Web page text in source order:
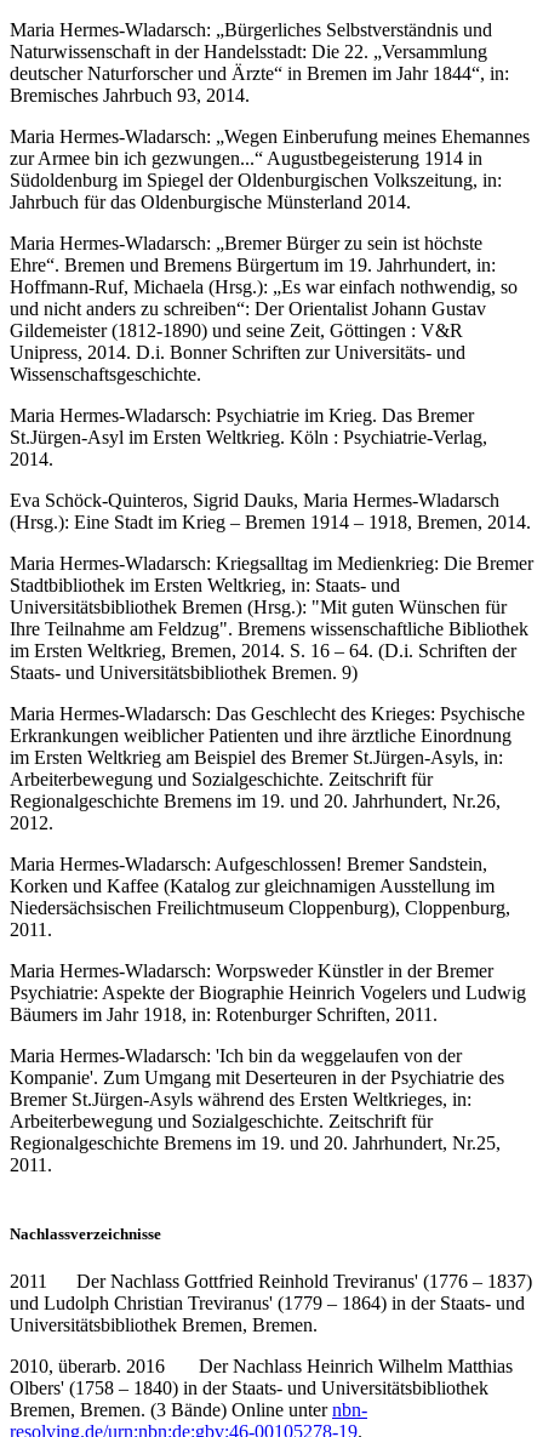
Maria Hermes-Wladarsch: „Bürgerliches Selbstverständnis und
Naturwissenschaft in der Handelsstadt: Die 22. „Versammlung
deutscher Naturforscher und Ärzte“ in Bremen im Jahr 1844“, in:
Bremisches Jahrbuch 93, 2014.
Maria Hermes-Wladarsch: „Wegen Einberufung meines Ehemannes
zur Armee bin ich gezwungen...“ Augustbegeisterung 1914 in
Südoldenburg im Spiegel der Oldenburgischen Volkszeitung, in:
Jahrbuch für das Oldenburgische Münsterland 2014.
Maria Hermes-Wladarsch: „Bremer Bürger zu sein ist höchste
Ehre“. Bremen und Bremens Bürgertum im 19. Jahrhundert, in:
Hoffmann-Ruf, Michaela (Hrsg.): „Es war einfach nothwendig, so
und nicht anders zu schreiben“: Der Orientalist Johann Gustav
Gildemeister (1812-1890) und seine Zeit, Göttingen : V&R
Unipress, 2014. D.i. Bonner Schriften zur Universitäts- und
Wissenschaftsgeschichte.
Maria Hermes-Wladarsch: Psychiatrie im Krieg. Das Bremer
St.Jürgen-Asyl im Ersten Weltkrieg. Köln : Psychiatrie-Verlag,
2014.
Eva Schöck-Quinteros, Sigrid Dauks, Maria Hermes-Wladarsch
(Hrsg.): Eine Stadt im Krieg – Bremen 1914 – 1918, Bremen, 2014.
Maria Hermes-Wladarsch: Kriegsalltag im Medienkrieg: Die Bremer
Stadtbibliothek im Ersten Weltkrieg, in: Staats- und
Universitätsbibliothek Bremen (Hrsg.): "Mit guten Wünschen für
Ihre Teilnahme am Feldzug". Bremens wissenschaftliche Bibliothek
im Ersten Weltkrieg, Bremen, 2014. S. 16 – 64. (D.i. Schriften der
Staats- und Universitätsbibliothek Bremen. 9)
Maria Hermes-Wladarsch: Das Geschlecht des Krieges: Psychische
Erkrankungen weiblicher Patienten und ihre ärztliche Einordnung
im Ersten Weltkrieg am Beispiel des Bremer St.Jürgen-Asyls, in:
Arbeiterbewegung und Sozialgeschichte. Zeitschrift für
Regionalgeschichte Bremens im 19. und 20. Jahrhundert, Nr.26,
2012.
Maria Hermes-Wladarsch: Aufgeschlossen! Bremer Sandstein,
Korken und Kaffee (Katalog zur gleichnamigen Ausstellung im
Niedersächsischen Freilichtmuseum Cloppenburg), Cloppenburg,
2011.
Maria Hermes-Wladarsch: Worpsweder Künstler in der Bremer
Psychiatrie: Aspekte der Biographie Heinrich Vogelers und Ludwig
Bäumers im Jahr 1918, in: Rotenburger Schriften, 2011.
Maria Hermes-Wladarsch: 'Ich bin da weggelaufen von der
Kompanie'. Zum Umgang mit Deserteuren in der Psychiatrie des
Bremer St.Jürgen-Asyls während des Ersten Weltkrieges, in:
Arbeiterbewegung und Sozialgeschichte. Zeitschrift für
Regionalgeschichte Bremens im 19. und 20. Jahrhundert, Nr.25,
2011.
Nachlassverzeichnisse
2011 Der Nachlass Gottfried Reinhold Treviranus' (1776 – 1837)
und Ludolph Christian Treviranus' (1779 – 1864) in der Staats- und
Universitätsbibliothek Bremen, Bremen.
2010, überarb. 2016 Der Nachlass Heinrich Wilhelm Matthias
Olbers' (1758 – 1840) in der Staats- und Universitätsbibliothek
Bremen, Bremen. (3 Bände) Online unternbn-
resolving.de/urn:nbn:de:gbv:46-00105278-19.